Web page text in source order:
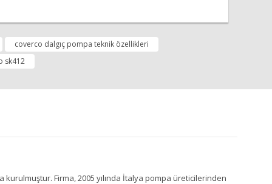
coverco dalgıç pompa teknik özellikleri
sk412
kurulmuştur. Firma, 2005 yılında İtalya pompa üreticilerinden